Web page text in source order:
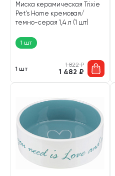
Миска керамическая Trixie
Pet's Home кремовая/
темно-серая 1,4 л (1 шт)
1 шт
1 шт
1 822₽
1 482 ₽